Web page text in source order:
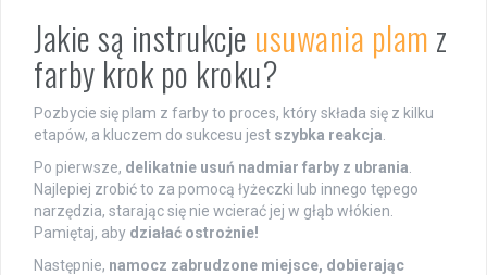
Jakie są instrukcje usuwania plam z
farby krok po kroku?
Pozbycie się plam z farby to proces, który składa się z kilku
etapów, a kluczem do sukcesu jest szybka reakcja
Po pierwsze, delikatnie usuń nadmiar farby z ubrania
Najlepiej zrobić to za pomocą łyżeczki lub innego tępego
narzędzia, starając się nie wcierać jej w głąb włókien.
Pamiętaj, aby działać ostrożnie!
Następnie, namocz zabrudzone miejsce, dobierając